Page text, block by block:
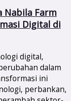
Nabila Farm
Digital di
digital,
dalam
ini
perbankan,